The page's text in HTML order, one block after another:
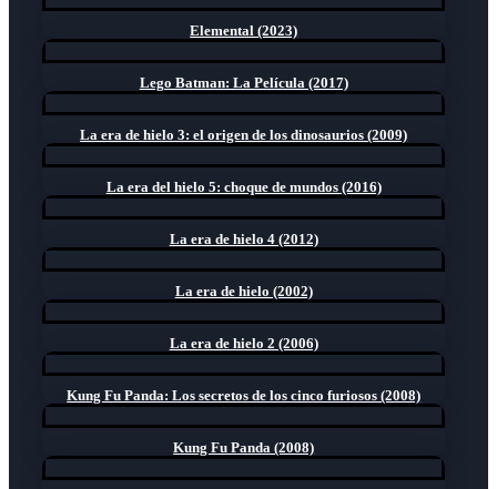
Elemental (2023)
Lego Batman: La Película (2017)
La era de hielo 3: el origen de los dinosaurios (2009)
La era del hielo 5: choque de mundos (2016)
La era de hielo 4 (2012)
La era de hielo (2002)
La era de hielo 2 (2006)
Kung Fu Panda: Los secretos de los cinco furiosos (2008)
Kung Fu Panda (2008)